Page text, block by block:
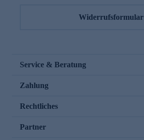
Widerrufsformular
Service & Beratung
Zahlung
Rechtliches
Partner